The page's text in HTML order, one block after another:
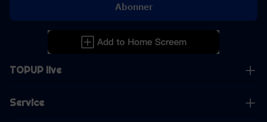
TOPUP live
Service
Abonner